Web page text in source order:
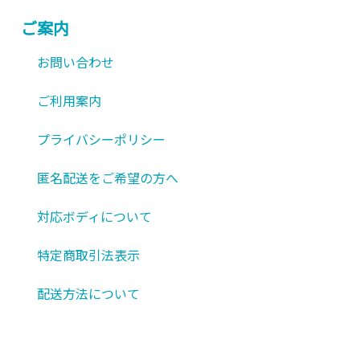
ご案内
お問い合わせ
ご利用案内
プライバシーポリシー
匿名配送をご希望の方へ
対応ボディについて
特定商取引法表示
配送方法について